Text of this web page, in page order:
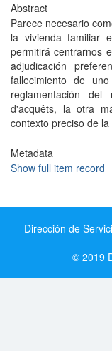
Abstract
Parece necesario
la vivienda familiar
permitirá centrarnos
adjudicación
fallecimiento de
reglamentación
d'acquêts, la otra
contexto preciso de la
Metadata
Show full item record
Dirección de
© 2019